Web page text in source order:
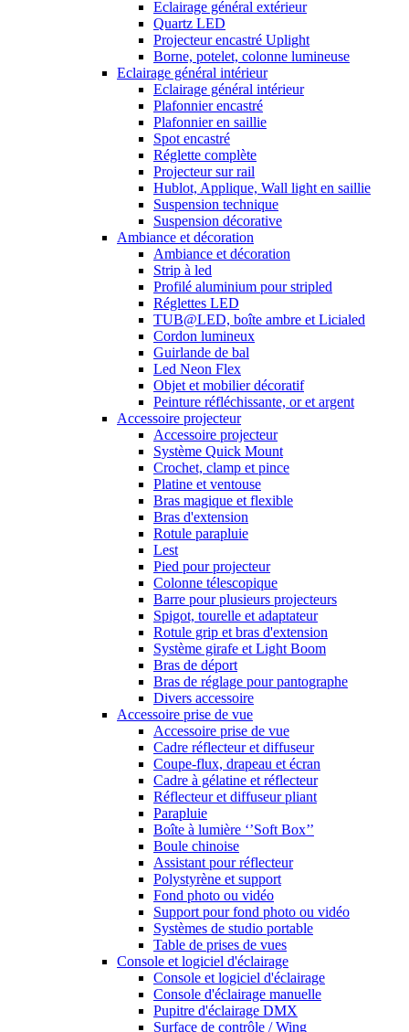
Eclairage général extérieur
Quartz LED
Projecteur encastré Uplight
Borne, potelet, colonne lumineuse
Eclairage général intérieur
Eclairage général intérieur
Plafonnier encastré
Plafonnier en saillie
Spot encastré
Réglette complète
Projecteur sur rail
Hublot, Applique, Wall light en saillie
Suspension technique
Suspension décorative
Ambiance et décoration
Ambiance et décoration
Strip à led
Profilé aluminium pour stripled
Réglettes LED
TUB@LED, boîte ambre et Licialed
Cordon lumineux
Guirlande de bal
Led Neon Flex
Objet et mobilier décoratif
Peinture réfléchissante, or et argent
Accessoire projecteur
Accessoire projecteur
Système Quick Mount
Crochet, clamp et pince
Platine et ventouse
Bras magique et flexible
Bras d'extension
Rotule parapluie
Lest
Pied pour projecteur
Colonne télescopique
Barre pour plusieurs projecteurs
Spigot, tourelle et adaptateur
Rotule grip et bras d'extension
Système girafe et Light Boom
Bras de déport
Bras de réglage pour pantographe
Divers accessoire
Accessoire prise de vue
Accessoire prise de vue
Cadre réflecteur et diffuseur
Coupe-flux, drapeau et écran
Cadre à gélatine et réflecteur
Réflecteur et diffuseur pliant
Parapluie
Boîte à lumière ‘’Soft Box’’
Boule chinoise
Assistant pour réflecteur
Polystyrène et support
Fond photo ou vidéo
Support pour fond photo ou vidéo
Systèmes de studio portable
Table de prises de vues
Console et logiciel d'éclairage
Console et logiciel d'éclairage
Console d'éclairage manuelle
Pupitre d'éclairage DMX
Surface de contrôle / Wing